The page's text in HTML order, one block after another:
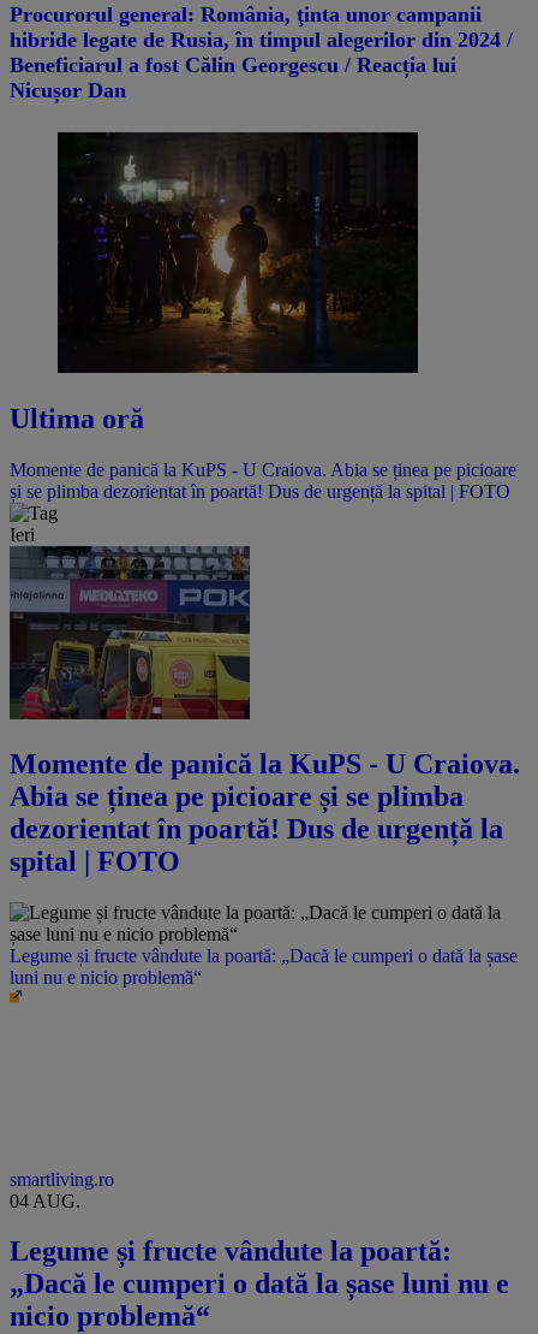
Procurorul general: România, ţinta unor campanii
hibride legate de Rusia, în timpul alegerilor din 2024 /
Beneficiarul a fost Călin Georgescu / Reacția lui
Nicușor Dan
Ultima oră
Momente de panică la KuPS - U Craiova. Abia se ținea pe picioare
și se plimba dezorientat în poartă! Dus de urgență la spital | FOTO
Ieri
Momente de panică la KuPS - U Craiova.
Abia se ținea pe picioare și se plimba
dezorientat în poartă! Dus de urgență la
spital | FOTO
Legume și fructe vândute la poartă: „Dacă le cumperi o dată la șase
luni nu e nicio problemă“
smartliving.ro
04 AUG.
Legume și fructe vândute la poartă:
„Dacă le cumperi o dată la șase luni nu e
nicio problemă“